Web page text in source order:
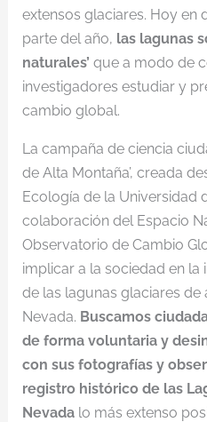
extensos glaciares. Hoy en
parte del año, las lagunas
naturales’ que a modo de
investigadores estudiar y
cambio global.
La campaña de ciencia
de Alta Montaña’, creada
Ecología de la Universidad
colaboración del Espacio
Observatorio de Cambio
implicar a la sociedad en
de las lagunas glaciares de
Nevada. Buscamos
de forma voluntaria y
con sus fotografías y
registro histórico de las
Nevadalo más extenso